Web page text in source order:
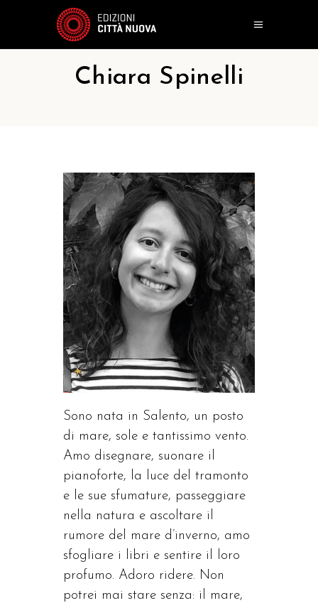
Chiara Spinelli
Sono nata in Salento, un posto
di mare, sole e tantissimo vento.
Amo disegnare, suonare il
pianoforte, la luce del tramonto
e le sue sfumature, passeggiare
nella natura e ascoltare il
rumore del mare d’inverno, amo
sfogliare i libri e sentire il loro
profumo. Adoro ridere. Non
potrei mai stare senza: il mare,